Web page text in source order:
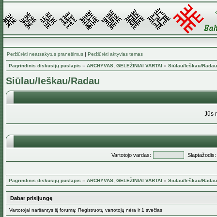
Peržiūrėti neatsakytus pranešimus | Peržiūrėti aktyvias temas
Pagrindinis diskusijų puslapis » ARCHYVAS, GELEŽINIAI VARTAI » Siūlau/Ieškau/Radau
Siūlau/Ieškau/Radau
Jūs
Vartotojo vardas: Slaptažodis:
Pagrindinis diskusijų puslapis » ARCHYVAS, GELEŽINIAI VARTAI » Siūlau/Ieškau/Radau
Dabar prisijungę
Vartotojai naršantys šį forumą: Registruotų vartotojų nėra ir 1 svečias